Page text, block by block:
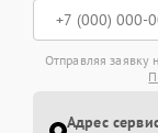
Отправляя заявку
Адрес